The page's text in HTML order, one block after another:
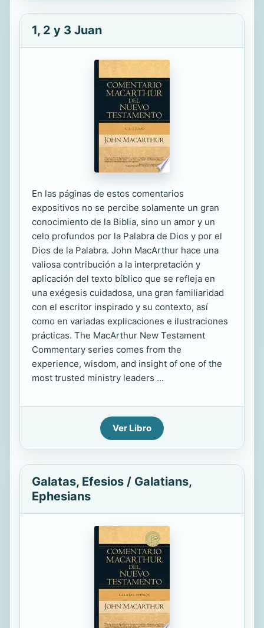
1, 2 y 3 Juan
En las páginas de estos comentarios
expositivos no se percibe solamente un gran
conocimiento de la Biblia, sino un amor y un
celo profundos por la Palabra de Dios y por el
Dios de la Palabra. John MacArthur hace una
valiosa contribución a la interpretación y
aplicación del texto bíblico que se refleja en
una exégesis cuidadosa, una gran familiaridad
con el escritor inspirado y su contexto, así
como en variadas explicaciones e ilustraciones
prácticas. The MacArthur New Testament
Commentary series comes from the
experience, wisdom, and insight of one of the
most trusted ministry leaders ...
Ver Libro
Galatas, Efesios / Galatians,
Ephesians